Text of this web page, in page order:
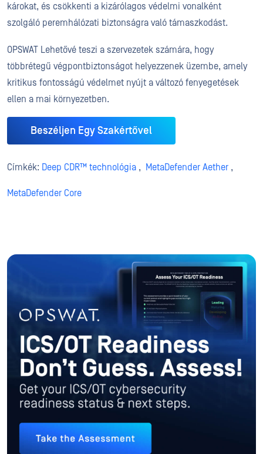
károkat, és csökkenti a kizárólagos védelmi vonalként
szolgáló peremhálózati biztonságra való támaszkodást.
OPSWAT Lehetővé teszi a szervezetek számára, hogy
többrétegű végpontbiztonságot helyezzenek üzembe, amely
kritikus fontosságú védelmet nyújt a változó fenyegetések
ellen a mai környezetben.
Beszéljen Egy Szakértővel
Címkék: Deep CDR™ technológia , MetaDefender Aether ,
MetaDefender Core